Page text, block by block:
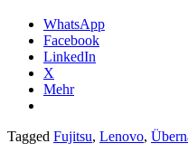
WhatsApp
Facebook
LinkedIn
X
Mehr
Tagged Fujitsu, Lenovo,